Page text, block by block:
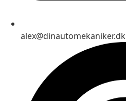
alex@dinautomekaniker.dk